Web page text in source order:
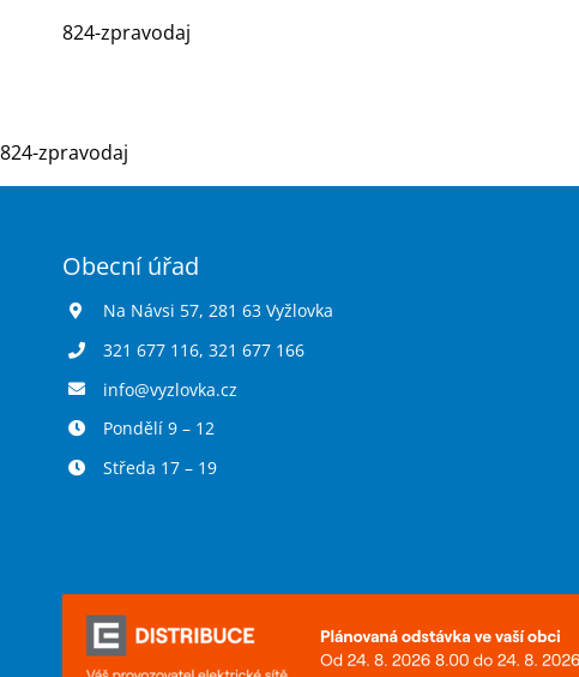
824-zpravodaj
824-zpravodaj
Obecní úřad
Na Návsi 57, 281 63 Vyžlovka
321 677 116, 321 677 166
info@vyzlovka.cz
Pondělí 9 – 12
Středa 17 – 19